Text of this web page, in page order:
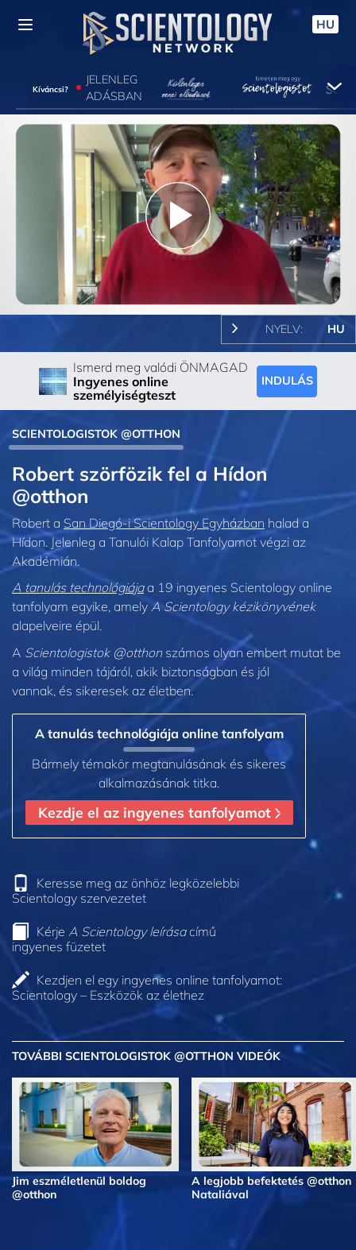
HU
Kíváncsi?
JELENLEG
ADÁSBAN
Play
NYELV: HU
Ismerd meg valódi ÖNMAGAD
Ingyenes online
személyiségteszt
INDULÁS
SCIENTOLOGISTOK @OTTHON
Robert szörfözik fel a Hídon
@otthon
Robert a San Diegó‑i Scientology Egyházban halad a
Hídon. Jelenleg a Tanulói Kalap Tanfolyamot végzi az
Akadémián.
A tanulás technológiájaa 19 ingyenes Scientology online
tanfolyam egyike, amely A Scientology kézikönyvének
alapelveire épül.
A Scientologistok @otthonszámos olyan embert mutat be
a világ minden tájáról, akik biztonságban és jól
vannak, és sikeresek az életben.
A tanulás technológiája online tanfolyam
Bármely témakör megtanulásának és sikeres
alkalmazásának titka.
Kezdje el az ingyenes tanfolyamot
Keresse meg az önhöz legközelebbi
Scientology szervezetet
Kérje A Scientology leírásacímű
ingyenes füzetet
Kezdjen el egy ingyenes online tanfolyamot:
Scientology – Eszközök az élethez
TOVÁBBI SCIENTOLOGISTOK @OTTHON VIDEÓK
Jim eszméletlenül boldog
@otthon
A legjobb befektetés @otthon
Nataliával